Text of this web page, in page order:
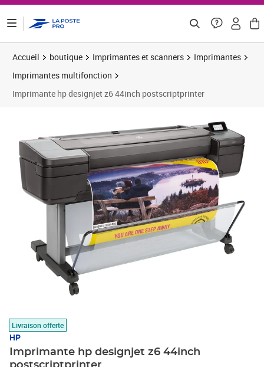
Accueil boutique Imprimantes et scanners
Imprimantes
Imprimantes multifonction
Imprimante hp designjet z6 44inch postscriptprinter
Livraison offerte
HP
Imprimante hp designjet z6 44inch